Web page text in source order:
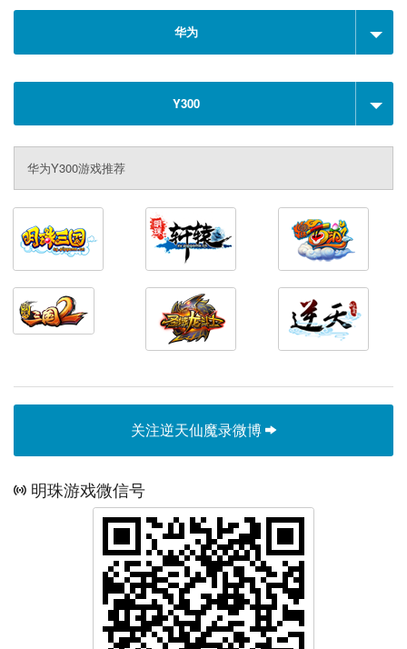
华为
Y300
华为Y300游戏推荐
关注逆天仙魔录微博
明珠游戏微信号